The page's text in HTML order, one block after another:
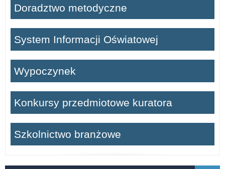
Doradztwo metodyczne
System Informacji Oświatowej
Wypoczynek
Konkursy przedmiotowe kuratora
Szkolnictwo branżowe